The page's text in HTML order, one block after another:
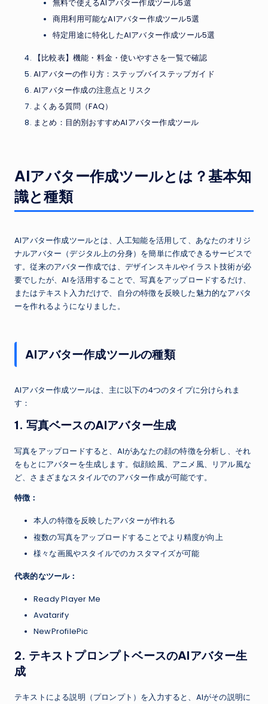
無料で使えるAIアバター作成ツール5選
商用利用可能なAIアバター作成ツール5選
特定用途に特化したAIアバター作成ツール5選
【比較表】機能・料金・使いやすさを一覧で確認
AIアバターの作り方：ステップバイステップガイド
AIアバター作成の注意点とリスク
よくある質問（FAQ）
まとめ：目的別おすすめAIアバター作成ツール
AIアバター作成ツールとは？基本知
識と種類
AIアバター作成ツールとは、人工知能を活用して、あなたのオリジ
ナルアバター（デジタル上の分身）を簡単に作成できるサービスで
す。従来のアバター作成では、デザインスキルやイラスト技術が必
要でしたが、AIを活用することで、写真をアップロードするだけ、
またはテキスト入力だけで、自分の特徴を反映した魅力的なアバタ
ーを作れるようになりました。
AIアバター作成ツールの種類
AIアバター作成ツールは、主に以下の4つのタイプに分けられま
す：
1. 写真ベースのAIアバター生成
写真をアップロードすると、AIがあなたの顔の特徴を分析し、それ
をもとにアバターを生成します。似顔絵風、アニメ風、リアル風な
ど、さまざまなスタイルでのアバター作成が可能です。
特徴：
本人の特徴を反映したアバターが作れる
複数の写真をアップロードすることでより精度が向上
様々な画風やスタイルでのカスタマイズが可能
代表的なツール：
Ready Player Me
Avatarify
NewProfilePic
2. テキストプロンプトベースのAIアバター生
成
テキストによる説明（プロンプト）を入力すると、AIがその説明に